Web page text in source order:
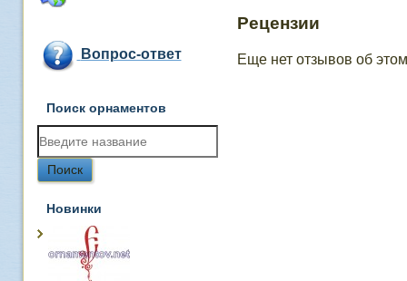
Вопрос-ответ
Поиск орнаментов
Новинки
Рецензии
Еще нет отзывов об